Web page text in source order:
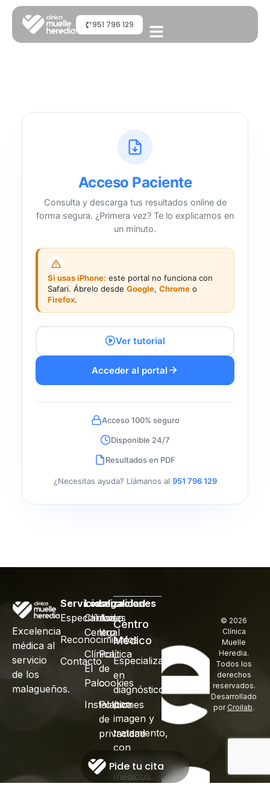
951 796 129
Acceso Paciente
Consulta y descarga tus resultados online de
forma segura. ¿Primera vez? Te lo explicamos en
un minuto.
Si usas iPhone: este portal no funciona con
Safari. Ábrelo desde Google, Chrome o
Firefox.
Ver tutorial
Acceder al portal
Acceso 100% seguro
Disponible 24/7
Resultados en PDF
¿Necesitas ayuda? Llámanos al 951 796 129
Excelencia
médica al
servicio
de los
malagueños.
Servicios
Especialidades
Reconocimientos
Contacto
Localizaciones
Clínica
Centro
Clínica
El
Palo
Instalaciones
Legalidad
Aviso
legal
Política
de
cookies
Política
de
privacidad
Centro
Médico
Especializado
en
diagnóstico
por
imagen y
tratamiento,
con
profesionales
médicos.
© 2026
Clínica
Muelle
Heredia.
Todos los
derechos
reservados.
Desarrollado
por Croilab.
Pide tu cita